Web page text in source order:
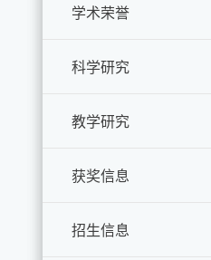
学术荣誉
科学研究
教学研究
获奖信息
招生信息